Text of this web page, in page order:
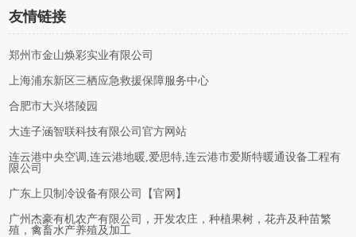
友情链接
郑州市金山焕彩实业有限公司
上海浦东新区三栖应急救援保障服务中心
合肥市大兴塔陵园
大连子涵智联科技有限公司官方网站
连云港中央空调,连云港地暖,爱思特,连云港市爱斯特暖通设备工程有
限公司
广东上贝制冷设备有限公司【官网】
广州杰豪有机农产有限公司，开发农庄，种植果树，花卉及种苗繁
殖，禽畜水产养殖及加工